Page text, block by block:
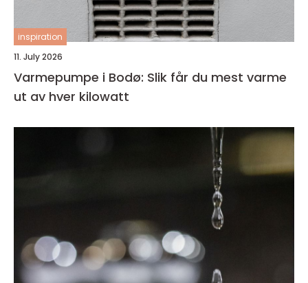
inspiration
11. July 2026
Varmepumpe i Bodø: Slik får du mest varme
ut av hver kilowatt